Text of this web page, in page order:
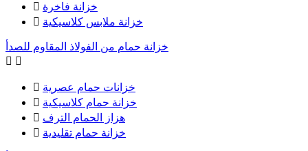
 خزانة فاخرة
 خزانة ملابس كلاسيكية
خزانة حمام من الفولاذ المقاوم للصدأ
 
 خزانات حمام عصرية
 خزانة حمام كلاسيكية
 هزاز الحمام الترف
 خزانة حمام تقليدية